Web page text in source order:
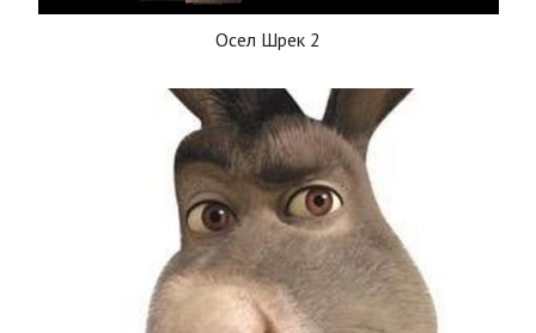
Осел Шрек 2